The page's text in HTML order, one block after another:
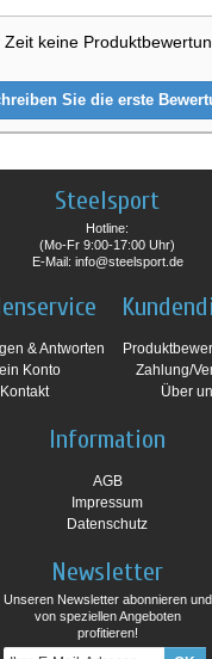
Zeit keine
Sie die erste
Steelsport
Hotline:
(Mo-Fr 9:00-17:00 Uhr)
E-Mail: info@steelsport.de
& Antworten
Konto
Kontakt
Zahlung/
Über
Information
AGB
Impressum
Datenschutz
Newsletter
Unseren Newsletter abonnieren und
von speziellen Angeboten
profitieren!